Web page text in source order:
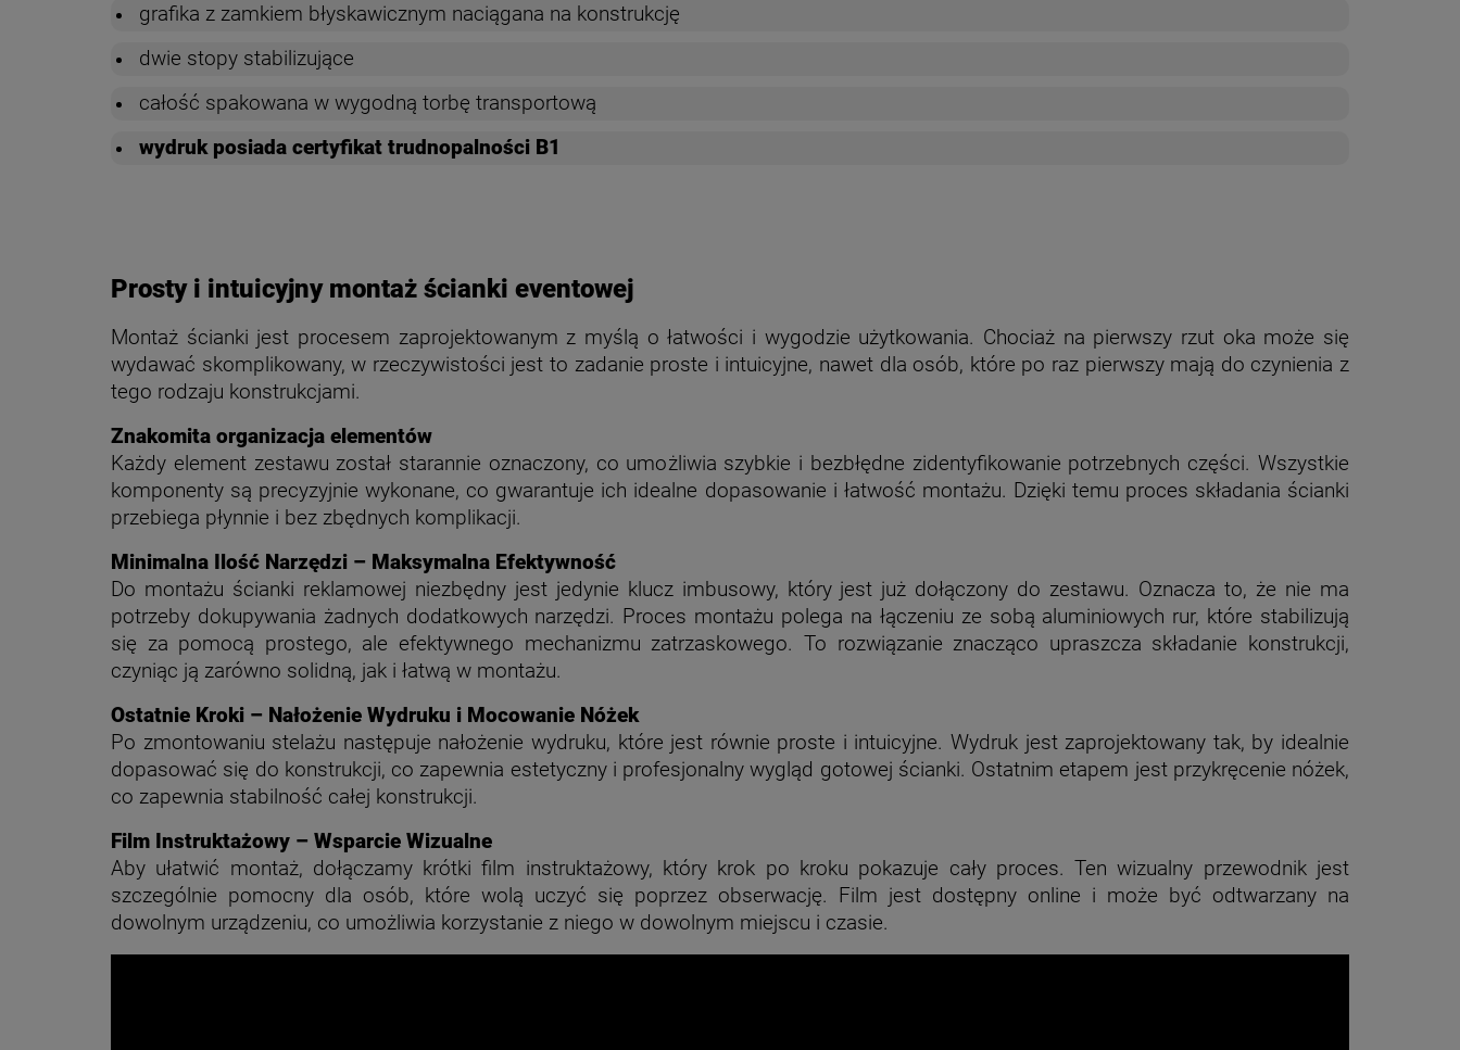
grafika z zamkiem błyskawicznym naciągana na konstrukcję
dwie stopy stabilizujące
całość spakowana w wygodną torbę transportową
wydruk posiada certyfikat trudnopalności B1
Prosty i intuicyjny montaż ścianki eventowej
Montaż ścianki jest procesem zaprojektowanym z myślą o łatwości i wygodzie użytkowania. Chociaż na pierwszy rzut oka może się
wydawać skomplikowany, w rzeczywistości jest to zadanie proste i intuicyjne, nawet dla osób, które po raz pierwszy mają do czynienia z
tego rodzaju konstrukcjami.
Znakomita organizacja elementów
Każdy element zestawu został starannie oznaczony, co umożliwia szybkie i bezbłędne zidentyfikowanie potrzebnych części. Wszystkie
komponenty są precyzyjnie wykonane, co gwarantuje ich idealne dopasowanie i łatwość montażu. Dzięki temu proces składania ścianki
przebiega płynnie i bez zbędnych komplikacji.
Minimalna Ilość Narzędzi – Maksymalna Efektywność
Do montażu ścianki reklamowej niezbędny jest jedynie klucz imbusowy, który jest już dołączony do zestawu. Oznacza to, że nie ma
potrzeby dokupywania żadnych dodatkowych narzędzi. Proces montażu polega na łączeniu ze sobą aluminiowych rur, które stabilizują
się za pomocą prostego, ale efektywnego mechanizmu zatrzaskowego. To rozwiązanie znacząco upraszcza składanie konstrukcji,
czyniąc ją zarówno solidną, jak i łatwą w montażu.
Ostatnie Kroki – Nałożenie Wydruku i Mocowanie Nóżek
Po zmontowaniu stelażu następuje nałożenie wydruku, które jest równie proste i intuicyjne. Wydruk jest zaprojektowany tak, by idealnie
dopasować się do konstrukcji, co zapewnia estetyczny i profesjonalny wygląd gotowej ścianki. Ostatnim etapem jest przykręcenie nóżek,
co zapewnia stabilność całej konstrukcji.
Film Instruktażowy – Wsparcie Wizualne
Aby ułatwić montaż, dołączamy krótki film instruktażowy, który krok po kroku pokazuje cały proces. Ten wizualny przewodnik jest
szczególnie pomocny dla osób, które wolą uczyć się poprzez obserwację. Film jest dostępny online i może być odtwarzany na
dowolnym urządzeniu, co umożliwia korzystanie z niego w dowolnym miejscu i czasie.